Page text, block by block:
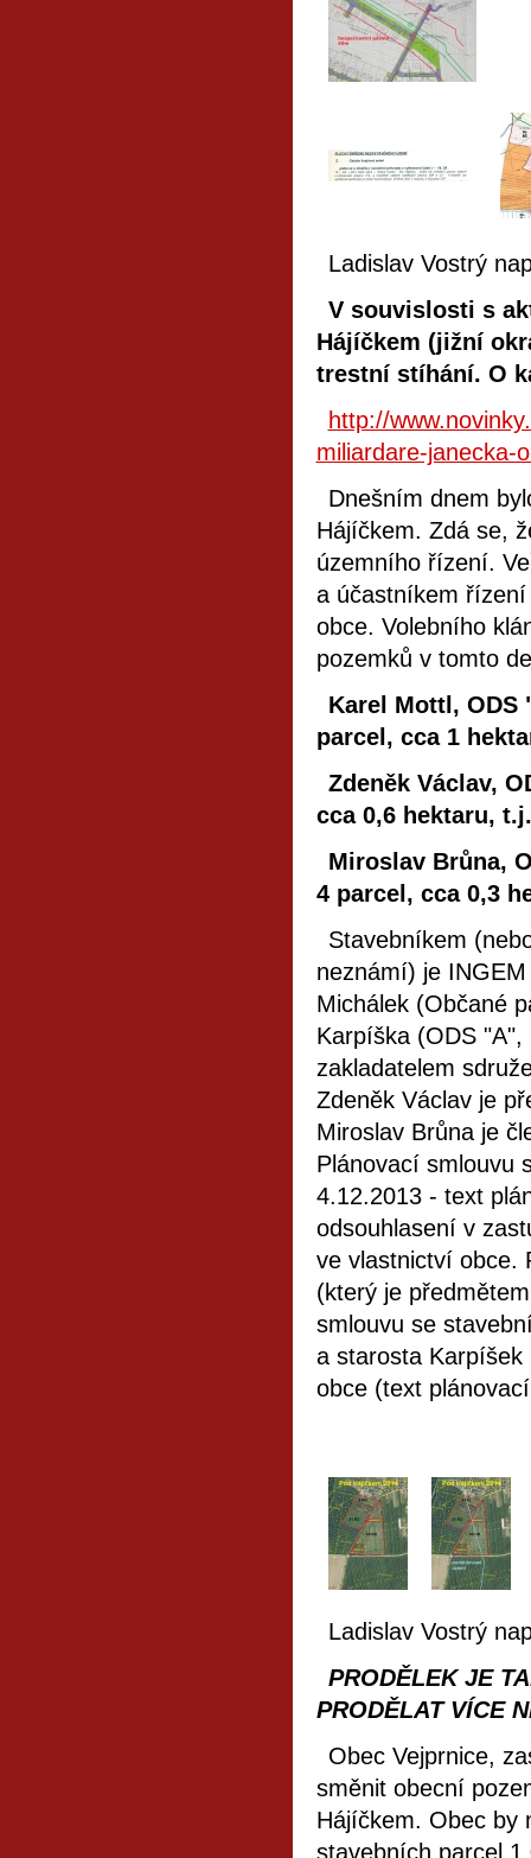
Ladislav Vostrý
V souvislosti s
Hájíčkem (jižní
trestní stíhání. O
http://
miliardare-janecka-
Dnešním dnem
Hájíčkem. Zdá se,
územního řízení.
a účastníkem řízení
obce. Volebního
pozemků v tomto
Karel Mottl, ODS
parcel, cca 1
Zdeněk Václav,
cca 0,6 hektaru,
Miroslav Brůna,
4 parcel, cca 0,3
Stavebníkem
neznámí) je
Michálek (Občané
Karpíška (ODS "A",
zakladatelem
Zdeněk Václav je
Miroslav Brůna je
Plánovací smlouvu
4.12.2013 - text
odsouhlasení v
ve vlastnictví obce.
(který je
smlouvu se
a starosta Karpíšek
obce (text
Ladislav Vostrý
PRODĚLEK JE
PRODĚLAT VÍCE
Obec Vejprnice,
směnit obecní
Hájíčkem. Obec by
stavebních parcel